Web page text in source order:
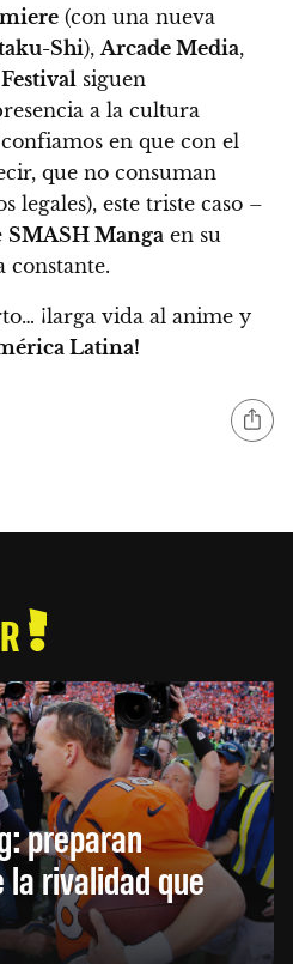
(con una nueva
Shi), Arcade Media,
siguen
a la cultura
en que con el
que no consuman
legales), este triste caso –
SMASH Manga en su
constante.
¡larga vida al anime y
Latina!
preparan
rivalidad que